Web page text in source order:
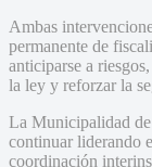
Ambas
permanente de
anticiparse a
la ley y reforzar la
La Municipalidad
continuar liderando
coordinación